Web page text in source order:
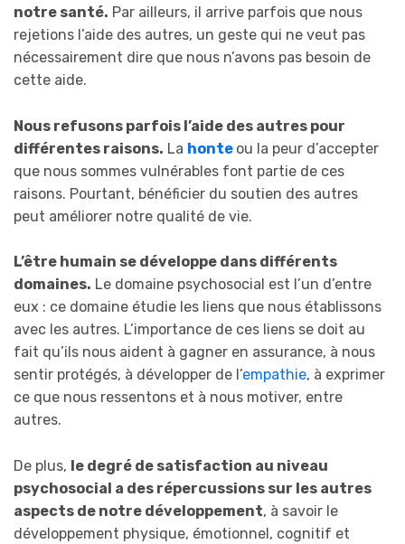
notre santé. Par ailleurs, il arrive parfois que nous
rejetions l’aide des autres, un geste qui ne veut pas
nécessairement dire que nous n’avons pas besoin de
cette aide.
Nous refusons parfois l’aide des autres pour
différentes raisons. La honte ou la peur d’accepter
que nous sommes vulnérables font partie de ces
raisons. Pourtant, bénéficier du soutien des autres
peut améliorer notre qualité de vie.
L’être humain se développe dans différents
domaines. Le domaine psychosocial est l’un d’entre
eux : ce domaine étudie les liens que nous établissons
avec les autres. L’importance de ces liens se doit au
fait qu’ils nous aident à gagner en assurance, à nous
sentir protégés, à développer de l’empathie, à exprimer
ce que nous ressentons et à nous motiver, entre
autres.
De plus, le degré de satisfaction au niveau
psychosocial a des répercussions sur les autres
aspects de notre développement, à savoir le
développement physique, émotionnel, cognitif et